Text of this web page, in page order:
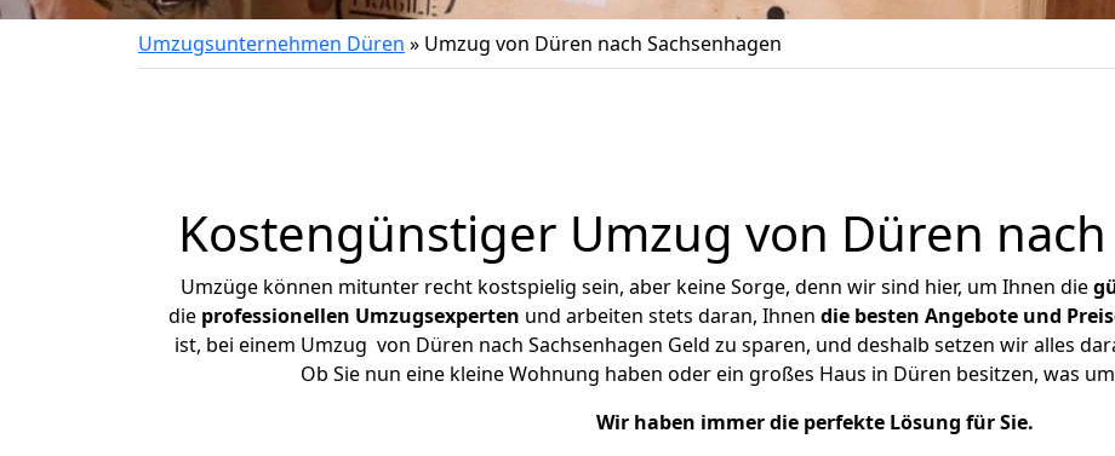
Umzugsunternehmen Düren » Umzug von Düren nach Sachsenhagen
Kostengünstiger Umzug von Düren
Umzüge können mitunter recht kostspielig sein, aber keine Sorge, denn wir sind hier, um Ihnen die
die professionellen Umzugsexperten und arbeiten stets daran, Ihnen die besten Angebote und
ist, bei einem Umzug von Düren nach Sachsenhagen Geld zu sparen, und deshalb setzen wir alles
Ob Sie nun eine kleine Wohnung haben oder ein großes Haus in Düren besitzen, was
Wir haben immer die perfekte Lösung für Sie.